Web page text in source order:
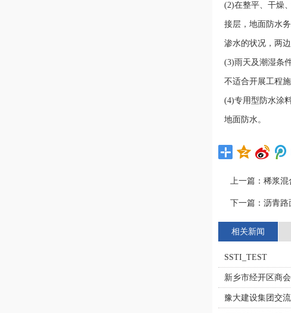
(2)在整平、干燥
接层，地面防水
渗水的状况，两
(3)雨天及潮湿条
不适合开展工程施
(4)专用型防水涂
地面防水。
上一篇： 稀浆混
下一篇： 沥青路
相关新闻
SSTI_TEST
新乡市经开区商
豫大建设集团交